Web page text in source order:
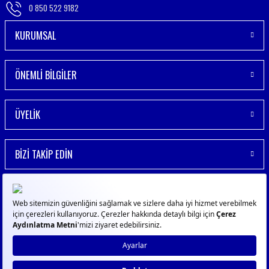
0 850 522 9182
KURUMSAL
ÖNEMLİ BİLGİLER
ÜYELİK
BİZİ TAKİP EDİN